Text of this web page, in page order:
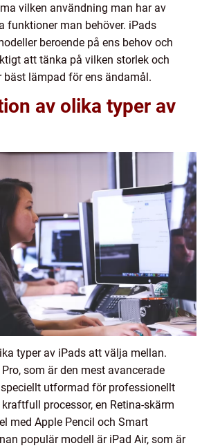
vilken användning man har av
funktioner man behöver. iPads
beroende på ens behov och
att tänka på vilken storlek och
bäst lämpad för ens ändamål.
av olika typer av
typer av iPads att välja mellan.
som är den mest avancerade
utformad för professionellt
processor, en Retina-skärm
med Apple Pencil och Smart
populär modell är iPad Air, som är